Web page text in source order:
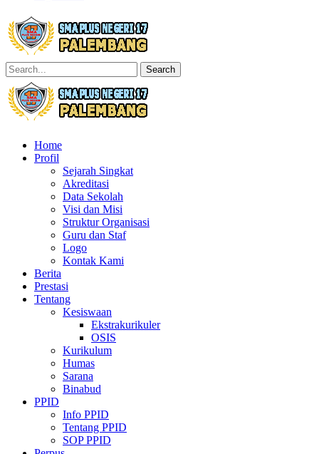
Search
Home
Profil
Sejarah Singkat
Akreditasi
Data Sekolah
Visi dan Misi
Struktur Organisasi
Guru dan Staf
Logo
Kontak Kami
Berita
Prestasi
Tentang
Kesiswaan
Ekstrakurikuler
OSIS
Kurikulum
Humas
Sarana
Binabud
PPID
Info PPID
Tentang PPID
SOP PPID